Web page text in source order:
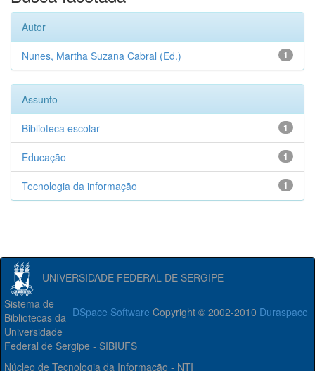
Autor
1
Nunes, Martha Suzana Cabral (Ed.)
Assunto
1
Biblioteca escolar
1
Educação
1
Tecnologia da informação
UNIVERSIDADE FEDERAL DE SERGIPE
DSpace Software Copyright © 2002-2010 Duraspace
Sistema de
Bibliotecas da
Universidade
Federal de Sergipe - SIBIUFS
Núcleo de Tecnologia da Informação - NTI